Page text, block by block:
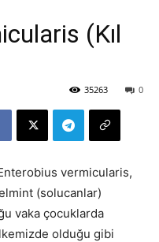
(Kıl
0
35263
vermicularis,
(solucanlar)
vaka çocuklarda
olduğu gibi